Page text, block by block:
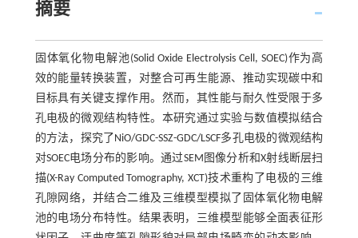
摘要
固体氧化物电解池(Solid Oxide Electrolysis Cell, SOEC)作为高
效的能量转换装置，对整合可再生能源、推动实现碳中和
目标具有关键支撑作用。然而，其性能与耐久性受限于多
孔电极的微观结构特性。本研究通过实验与数值模拟结合
的方法，探究了NiO/GDC-SSZ-GDC/LSCF多孔电极的微观结构
对SOEC电场分布的影响。通过SEM图像分析和X射线断层扫
描(X-Ray Computed Tomography, XCT)技术重构了电极的三维
孔隙网络，并结合二维及三维模型模拟了固体氧化物电解
池的电场分布特性。结果表明，三维模型能够全面表征形